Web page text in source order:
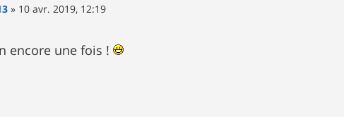
» 10 avr. 2019, 12:19
encore une fois !